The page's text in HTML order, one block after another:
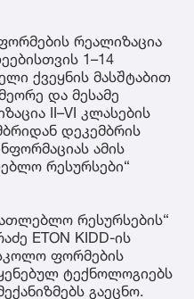
რეალიზაცია
1–14
ქვეყნის მასშტაბით
და მესამე
II–VI კლასების
დეკემბრის
ამის
რესურსები“
რესურსების“
ETON KIDD-ის
ფორმების
ტექნოლოგიებს
გაეცნო.